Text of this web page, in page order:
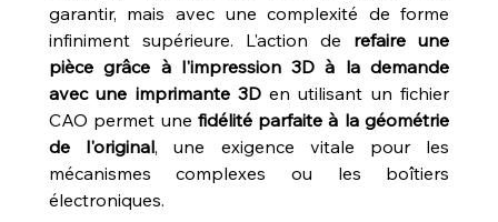
garantir, mais avec une complexité de forme
infiniment supérieure. L'action de refaire une
pièce grâce à l'impression 3D à la demande
avec une imprimante 3D en utilisant un fichier
CAO permet une fidélité parfaite à la géométrie
de l'original, une exigence vitale pour les
mécanismes complexes ou les boîtiers
électroniques.